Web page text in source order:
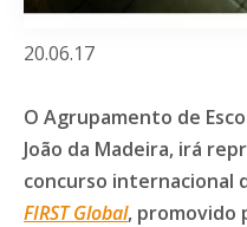
20.06.17
O Agrupamento de
João da Madeira, irá
concurso internacional
FIRST Global, promovido